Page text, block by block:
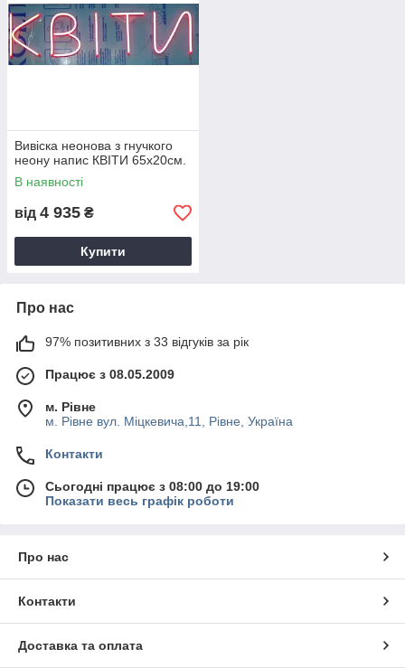
Вивіска неонова з гнучкого
неону напис КВІТИ 65х20см.
В наявності
від 4 935 ₴
Купити
Про нас
97% позитивних з 33 відгуків за рік
Працює з 08.05.2009
м. Рівне
м. Рівне вул. Міцкевича,11, Рівне, Україна
Контакти
Сьогодні працює з 08:00 до 19:00
Показати весь графік роботи
Про нас
Контакти
Доставка та оплата